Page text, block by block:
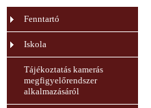
Fenntartó
Iskola
Tájékoztatás kamerás
megfigyelőrendszer
alkalmazásáról